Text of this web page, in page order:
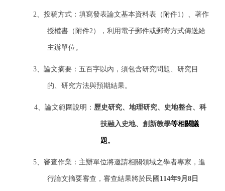
2、投稿方式：填寫發表論文基本資料表（附件1）、著作
授權書（附件2），利用電子郵件或郵寄方式傳送給
主辦單位。
3、論文摘要：五百字以內，須包含研究問題、研究目
的、研究方法與預期結果。
4、論文範圍說明： 歷史研究、地理研究、史地整合、科
技融入史地、創新教學等相關議
題。
5、審查作業：主辦單位將邀請相關領域之學者專家，進
行論文摘要審查，審查結果將於民國 114年9月8日